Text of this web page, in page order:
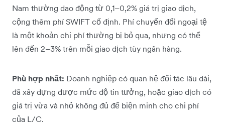
Nam thường dao động từ 0,1–0,2% giá trị giao dịch,
cộng thêm phí SWIFT cố định. Phí chuyển đổi ngoại tệ
là một khoản chi phí thường bị bỏ qua, nhưng có thể
lên đến 2–3% trên mỗi giao dịch tùy ngân hàng.
Phù hợp nhất: Doanh nghiệp có quan hệ đối tác lâu dài,
đã xây dựng được mức độ tin tưởng, hoặc giao dịch có
giá trị vừa và nhỏ không đủ để biện minh cho chi phí
của L/C.